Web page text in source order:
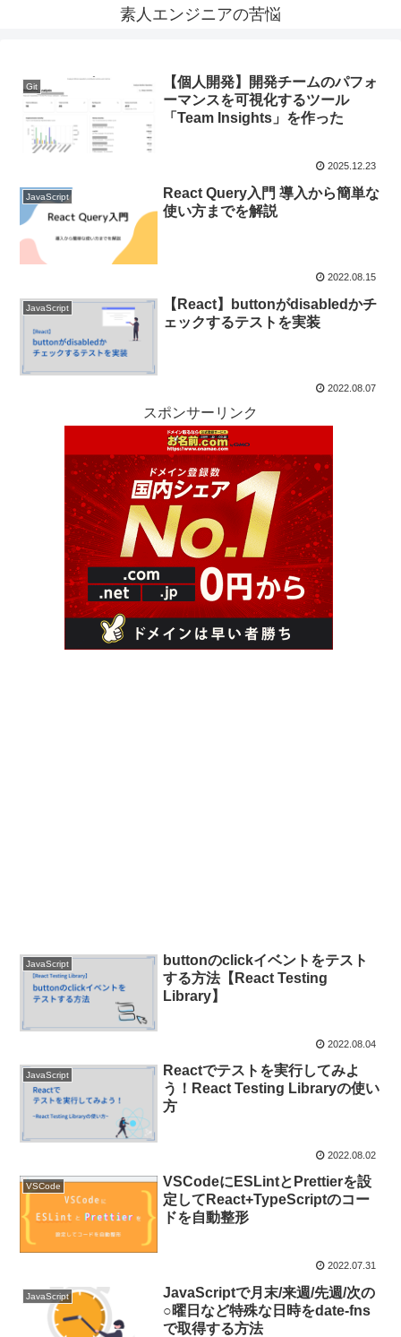
素人エンジニアの苦悩
Git
【個人開発】開発チームのパフォ
ーマンスを可視化するツール
「Team Insights」を作った
2025.12.23
JavaScript
React Query入門 導入から簡単な
使い方までを解説
2022.08.15
JavaScript
【React】buttonがdisabledかチ
ェックするテストを実装
2022.08.07
スポンサーリンク
JavaScript
buttonのclickイベントをテスト
する方法【React Testing
Library】
2022.08.04
JavaScript
Reactでテストを実行してみよ
う！React Testing Libraryの使い
方
2022.08.02
VSCode
VSCodeにESLintとPrettierを設
定してReact+TypeScriptのコー
ドを自動整形
2022.07.31
JavaScript
JavaScriptで月末/来週/先週/次の
○曜日など特殊な日時をdate-fns
で取得する方法